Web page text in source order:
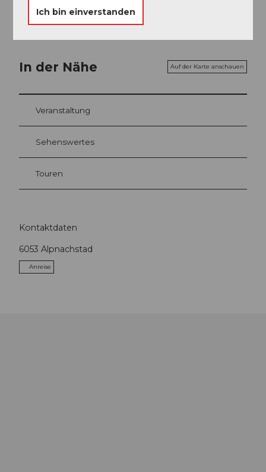
In der Nähe Auf der Karte anschauen
Veranstaltung
Sehenswertes
Touren
Kontaktdaten
6053 Alpnachstad
Anreise
Ich bin einverstanden